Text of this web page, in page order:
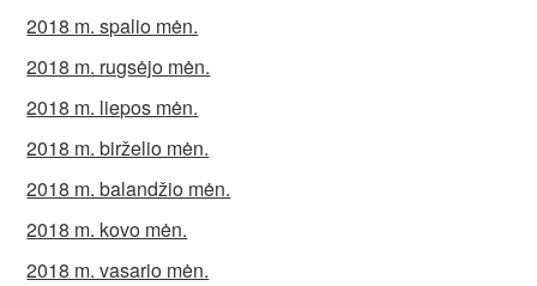
2018 m. spalio mėn.
2018 m. rugsėjo mėn.
2018 m. liepos mėn.
2018 m. birželio mėn.
2018 m. balandžio mėn.
2018 m. kovo mėn.
2018 m. vasario mėn.